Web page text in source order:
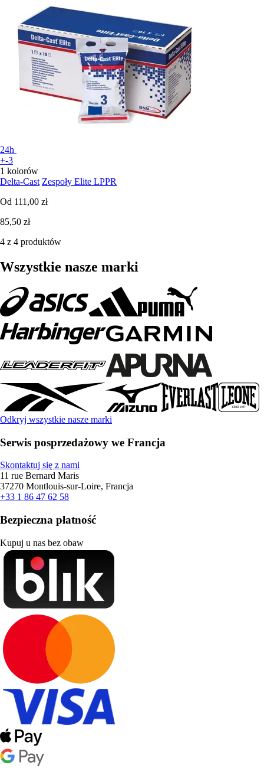
24h
+-3
1 kolorów
Delta-Cast Zespoły Elite LPPR
Od 111,00 zł
85,50 zł
4 z 4 produktów
Wszystkie nasze marki
Odkryj wszystkie nasze marki
Serwis posprzedażowy we Francja
Skontaktuj się z nami
11 rue Bernard Maris
37270 Montlouis-sur-Loire, Francja
+33 1 86 47 62 58
Bezpieczna płatność
Kupuj u nas bez obaw